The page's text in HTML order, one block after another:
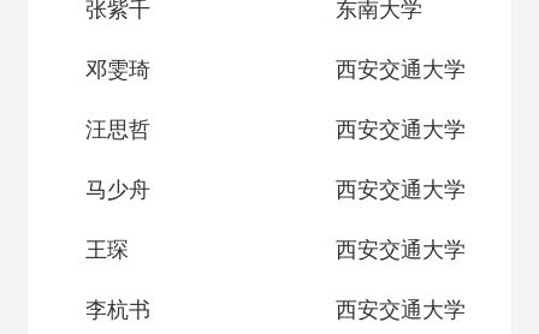
张紫千 东南大学
邓雯琦 西安交通大学
汪思哲 西安交通大学
马少舟 西安交通大学
王琛 西安交通大学
李杭书 西安交通大学